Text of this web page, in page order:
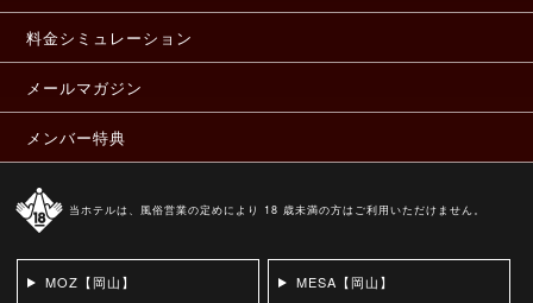
料金シミュレーション
メールマガジン
メンバー特典
当ホテルは、風俗営業の定めにより 18 歳未満の方はご利用いただけません。
MOZ【岡山】 MESA【岡山】